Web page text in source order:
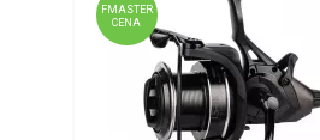
FMASTER
CENA